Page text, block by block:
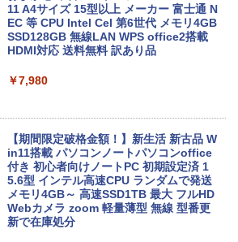
11 A4サイズ 15型以上 メーカー 富士通 N
EC 等 CPU Intel Cel 第6世代 メモリ4GB
SSD128GB 無線LAN WPS office2搭載
HDMI対応 送料無料 訳あり品
￥7,980
【期間限定破格金額！】新生活 新古品 W
in11搭載 パソコンノートパソコンoffice
付き 初心者向けノートPC 初期設定済 1
5.6型 インテル高速CPU ランダムで発送
メモリ4GB～ 高速SSD1TB 最大 フルHD
Webカメラ zoom 軽量薄型 無線 型番更
新で在庫処分